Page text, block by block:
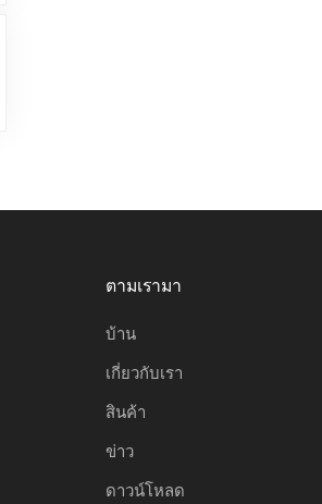
ตามเรามา
บ้าน
เกี่ยวกับเรา
สินค้า
ข่าว
ดาวน์โหลด